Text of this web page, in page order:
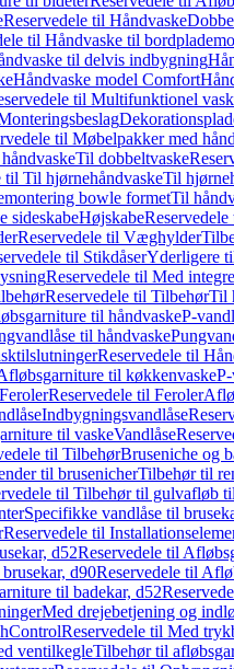
Reservedele til Håndvaske
til Håndvaske til
til delvis indbygning
Håndvaske model Comfort
til Multifunktionel vask
til Møbelpakker med
Til dobbeltvaske
til Til hjørnehåndvaskeTil
bowle formetTil
sideskabeHøjskabe
Reservedele til Væghylder
til StikdåserYderligere
Reservedele til Med
Reservedele til TilbehørTil
til håndvaskeP-
til håndvaske
Reservedele til
til køkkenvaske
FerolerReservedele til Feroler
Indbygningsvandlåse
til vaskeVandlåse
til TilbehørBruseniche og
til brusenicherTilbehør til
til Tilbehør til gulvafløb
Specifikke vandlåse til
Reservedele til
d52Reservedele til
d90Reservedele til
til badekar, d52
Med drejebetjening og
Reservedele til Med
ventilkegleTilbehør til